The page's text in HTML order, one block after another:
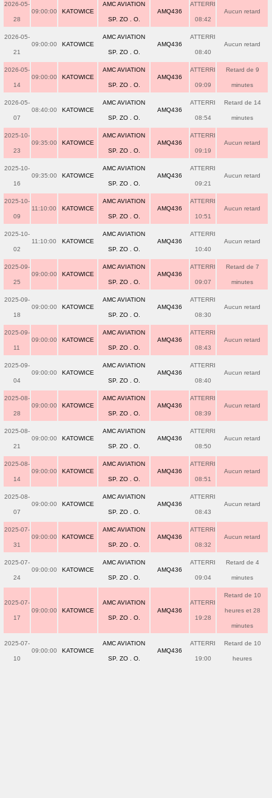
2026-05-
28
09:00:00 KATOWICE
AMC AVIATION
SP. ZO . O.
AMQ436
ATTERRI
08:42
Aucun retard
2026-05-
21
09:00:00 KATOWICE
AMC AVIATION
SP. ZO . O.
AMQ436
ATTERRI
08:40
Aucun retard
2026-05-
14
09:00:00 KATOWICE
AMC AVIATION
SP. ZO . O.
AMQ436
ATTERRI
09:09
Retard de 9
minutes
2026-05-
07
08:40:00 KATOWICE
AMC AVIATION
SP. ZO . O.
AMQ436
ATTERRI
08:54
Retard de 14
minutes
2025-10-
23
09:35:00 KATOWICE
AMC AVIATION
SP. ZO . O.
AMQ436
ATTERRI
09:19
Aucun retard
2025-10-
16
09:35:00 KATOWICE
AMC AVIATION
SP. ZO . O.
AMQ436
ATTERRI
09:21
Aucun retard
2025-10-
09
11:10:00 KATOWICE
AMC AVIATION
SP. ZO . O.
AMQ436
ATTERRI
10:51
Aucun retard
2025-10-
02
11:10:00 KATOWICE
AMC AVIATION
SP. ZO . O.
AMQ436
ATTERRI
10:40
Aucun retard
2025-09-
25
09:00:00 KATOWICE
AMC AVIATION
SP. ZO . O.
AMQ436
ATTERRI
09:07
Retard de 7
minutes
2025-09-
18
09:00:00 KATOWICE
AMC AVIATION
SP. ZO . O.
AMQ436
ATTERRI
08:30
Aucun retard
2025-09-
11
09:00:00 KATOWICE
AMC AVIATION
SP. ZO . O.
AMQ436
ATTERRI
08:43
Aucun retard
2025-09-
04
09:00:00 KATOWICE
AMC AVIATION
SP. ZO . O.
AMQ436
ATTERRI
08:40
Aucun retard
2025-08-
28
09:00:00 KATOWICE
AMC AVIATION
SP. ZO . O.
AMQ436
ATTERRI
08:39
Aucun retard
2025-08-
21
09:00:00 KATOWICE
AMC AVIATION
SP. ZO . O.
AMQ436
ATTERRI
08:50
Aucun retard
2025-08-
14
09:00:00 KATOWICE
AMC AVIATION
SP. ZO . O.
AMQ436
ATTERRI
08:51
Aucun retard
2025-08-
07
09:00:00 KATOWICE
AMC AVIATION
SP. ZO . O.
AMQ436
ATTERRI
08:43
Aucun retard
2025-07-
31
09:00:00 KATOWICE
AMC AVIATION
SP. ZO . O.
AMQ436
ATTERRI
08:32
Aucun retard
2025-07-
24
09:00:00 KATOWICE
AMC AVIATION
SP. ZO . O.
AMQ436
ATTERRI
09:04
Retard de 4
minutes
2025-07-
17
09:00:00 KATOWICE
AMC AVIATION
SP. ZO . O.
AMQ436
ATTERRI
19:28
Retard de 10
heures et 28
minutes
2025-07-
10
09:00:00 KATOWICE
AMC AVIATION
SP. ZO . O.
AMQ436
ATTERRI
19:00
Retard de 10
heures